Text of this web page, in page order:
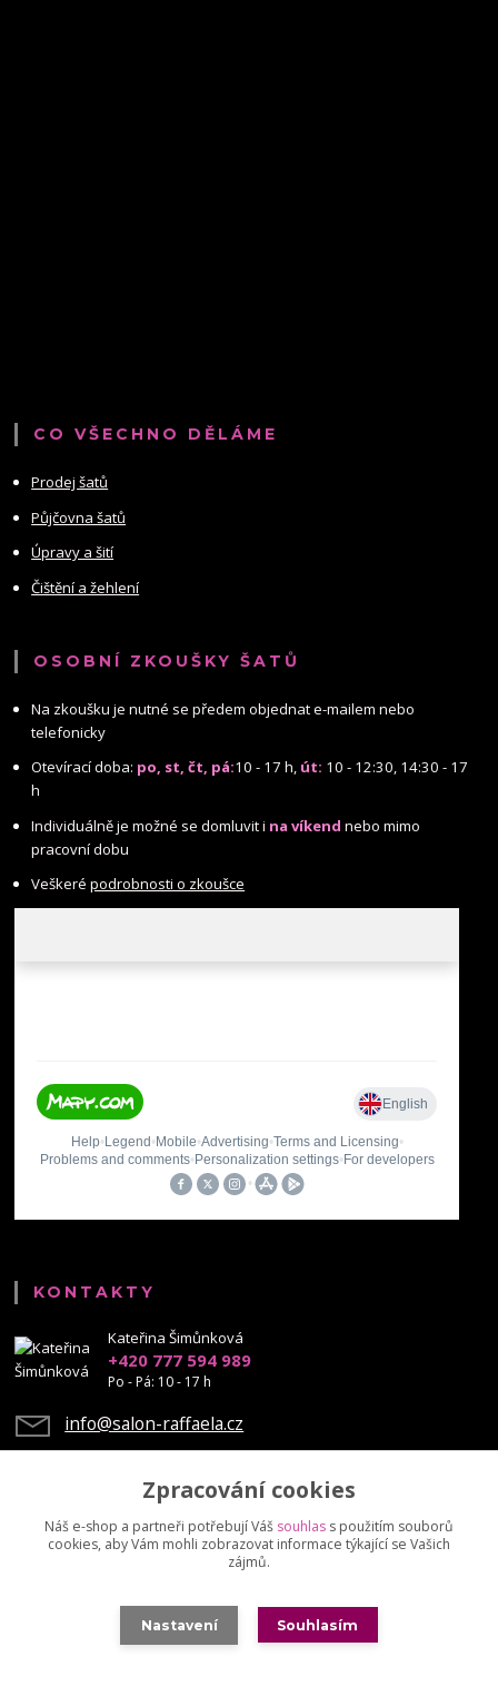
CO VŠECHNO DĚLÁME
Prodej šatů
Půjčovna šatů
Úpravy a šití
Čištění a žehlení
OSOBNÍ ZKOUŠKY ŠATŮ
Na zkoušku je nutné se předem objednat e-mailem nebo
telefonicky
Otevírací doba: po, st, čt, pá:10 - 17 h, út: 10 - 12:30, 14:30 - 17
h
Individuálně je možné se domluvit i na víkend nebo mimo
pracovní dobu
Veškerépodrobnosti o zkoušce
KONTAKTY
Kateřina Šimůnková
+420 777 594 989
Po - Pá: 10 - 17 h
info@salon-raffaela.cz
Upravit sběr cookies.
© Mgr. Kateřina Šimůnková, 2023 - další šíření našich fotek je chráněno
autorskými právy
Zpracování cookies
Náš e-shop a partneři potřebují Váš souhlas s použitím souborů
cookies, aby Vám mohli zobrazovat informace týkající se Vašich
zájmů.
Nastavení Souhlasím